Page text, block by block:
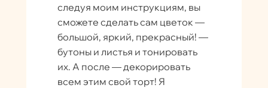
следуя моим инструкциям, вы
сможете сделать сам цветок —
большой, яркий, прекрасный! —
бутоны и листья и тонировать
их. А после — декорировать
всем этим свой торт! Я